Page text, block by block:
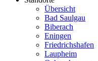
Übersicht
Bad Saulgau
Biberach
Eningen
Friedrichshafen
Laupheim